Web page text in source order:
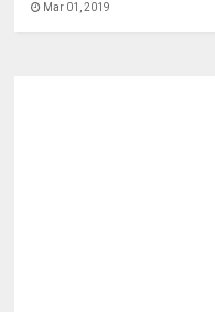
Mar 01, 2019